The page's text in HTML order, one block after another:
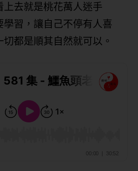
上去就是桃花萬人迷手
學習，讓自己不停有人喜
都是順其自然就可以。